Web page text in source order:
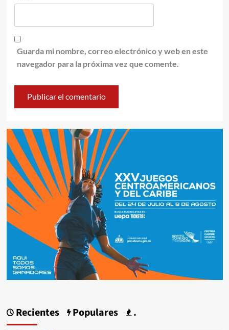
Guarda mi nombre, correo electrónico y web en este
navegador para la próxima vez que comente.
Recientes Populares .